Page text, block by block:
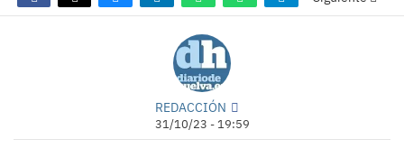
REDACCIÓN
31/10/23 - 19:59